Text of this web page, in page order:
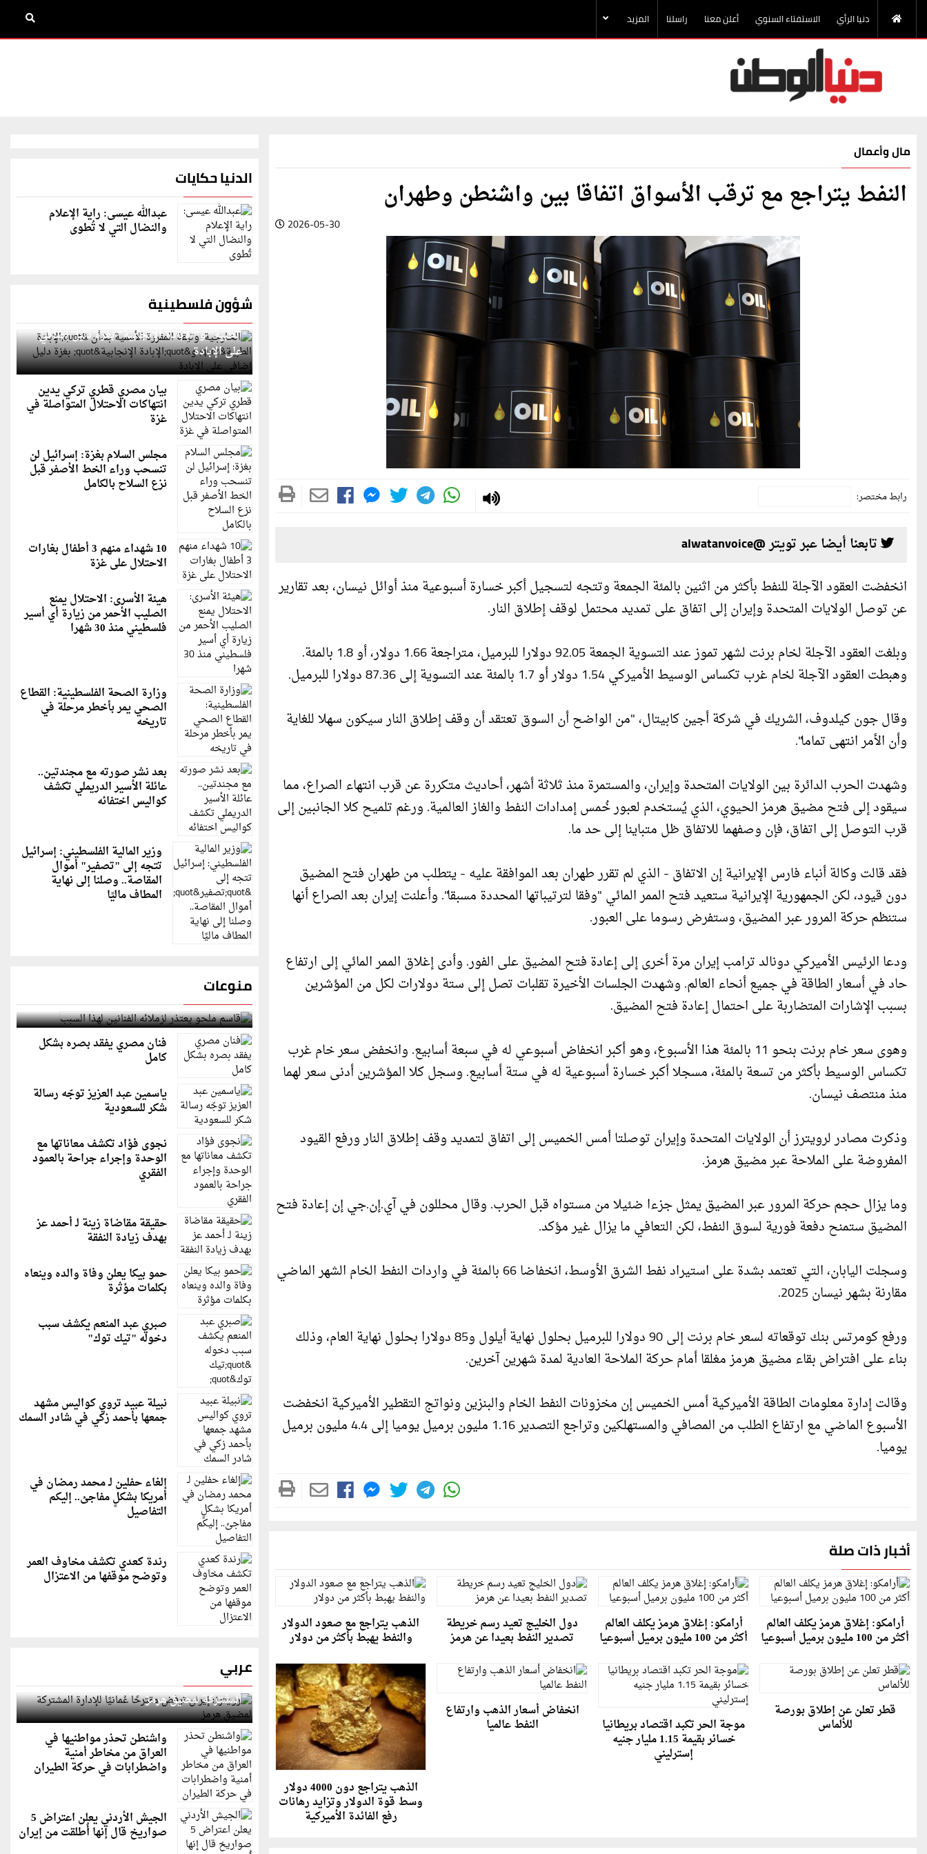
دنيا الرأي الاستفتاء السنوي أعلن معنا راسلنا المزيد
مال وأعمال
النفط يتراجع مع ترقب الأسواق اتفاقا بين واشنطن وطهران
2026-05-30
رابط مختصر:
تابعنا أيضا عبر تويتر @alwatanvoice
انخفضت العقود الآجلة للنفط بأكثر من اثنين بالمئة الجمعة وتتجه لتسجيل أكبر خسارة أسبوعية منذ أوائل نيسان، بعد تقارير
عن توصل الولايات المتحدة وإيران إلى اتفاق على تمديد محتمل لوقف إطلاق النار.
وبلغت العقود الآجلة لخام برنت لشهر تموز عند التسوية الجمعة 92.05 دولارا للبرميل، متراجعة 1.66 دولار، أو 1.8 بالمئة.
وهبطت العقود الآجلة لخام غرب تكساس الوسيط الأميركي 1.54 دولار أو 1.7 بالمئة عند التسوية إلى 87.36 دولارا للبرميل.
وقال جون كيلدوف، الشريك في شركة أجين كابيتال، "من الواضح أن السوق تعتقد أن وقف إطلاق النار سيكون سهلا للغاية
وأن الأمر انتهى تماما".
وشهدت الحرب الدائرة بين الولايات المتحدة وإيران، والمستمرة منذ ثلاثة أشهر، أحاديث متكررة عن قرب انتهاء الصراع، مما
سيقود إلى فتح مضيق هرمز الحيوي، الذي يُستخدم لعبور خُمس إمدادات النفط والغاز العالمية. ورغم تلميح كلا الجانبين إلى
قرب التوصل إلى اتفاق، فإن وصفهما للاتفاق ظل متباينا إلى حد ما.
فقد قالت وكالة أنباء فارس الإيرانية إن الاتفاق - الذي لم تقرر طهران بعد الموافقة عليه - يتطلب من طهران فتح المضيق
دون قيود، لكن الجمهورية الإيرانية ستعيد فتح الممر المائي "وفقا لترتيباتها المحددة مسبقا". وأعلنت إيران بعد الصراع أنها
ستنظم حركة المرور عبر المضيق، وستفرض رسوما على العبور.
ودعا الرئيس الأميركي دونالد ترامب إيران مرة أخرى إلى إعادة فتح المضيق على الفور. وأدى إغلاق الممر المائي إلى ارتفاع
حاد في أسعار الطاقة في جميع أنحاء العالم. وشهدت الجلسات الأخيرة تقلبات تصل إلى ستة دولارات لكل من المؤشرين
بسبب الإشارات المتضاربة على احتمال إعادة فتح المضيق.
وهوى سعر خام برنت بنحو 11 بالمئة هذا الأسبوع، وهو أكبر انخفاض أسبوعي له في سبعة أسابيع. وانخفض سعر خام غرب
تكساس الوسيط بأكثر من تسعة بالمئة، مسجلا أكبر خسارة أسبوعية له في ستة أسابيع. وسجل كلا المؤشرين أدنى سعر لهما
منذ منتصف نيسان.
وذكرت مصادر لرويترز أن الولايات المتحدة وإيران توصلتا أمس الخميس إلى اتفاق لتمديد وقف إطلاق النار ورفع القيود
المفروضة على الملاحة عبر مضيق هرمز.
وما يزال حجم حركة المرور عبر المضيق يمثل جزءا ضئيلا من مستواه قبل الحرب. وقال محللون في آي.إن.جي إن إعادة فتح
المضيق ستمنح دفعة فورية لسوق النفط، لكن التعافي ما يزال غير مؤكد.
وسجلت اليابان، التي تعتمد بشدة على استيراد نفط الشرق الأوسط، انخفاضا 66 بالمئة في واردات النفط الخام الشهر الماضي
مقارنة بشهر نيسان 2025.
ورفع كومرتس بنك توقعاته لسعر خام برنت إلى 90 دولارا للبرميل بحلول نهاية أيلول و85 دولارا بحلول نهاية العام، وذلك
بناء على افتراض بقاء مضيق هرمز مغلقا أمام حركة الملاحة العادية لمدة شهرين آخرين.
وقالت إدارة معلومات الطاقة الأميركية أمس الخميس إن مخزونات النفط الخام والبنزين ونواتج التقطير الأميركية انخفضت
الأسبوع الماضي مع ارتفاع الطلب من المصافي والمستهلكين وتراجع التصدير 1.16 مليون برميل يوميا إلى 4.4 مليون برميل
يوميا.
أخبار ذات صلة
أرامكو: إغلاق هرمز يكلف العالم
أكثر من 100 مليون برميل أسبوعيا
أرامكو: إغلاق هرمز يكلف العالم
أكثر من 100 مليون برميل أسبوعيا
دول الخليج تعيد رسم خريطة
تصدير النفط بعيدا عن هرمز
الذهب يتراجع مع صعود الدولار
والنفط يهبط بأكثر من دولار
قطر تعلن عن إطلاق بورصة
للألماس موجة الحر تكبد اقتصاد بريطانيا
خسائر بقيمة 1.15 مليار جنيه
إسترليني
انخفاض أسعار الذهب وارتفاع
النفط عالميا
الذهب يتراجع دون 4000 دولار
وسط قوة الدولار وتزايد رهانات
رفع الفائدة الأميركية
الدنيا حكايات
عبدالله عيسى: راية الإعلام
والنضال التي لا تُطوى
شؤون فلسطينية
الخارجية: وثيقة المقررة الأممية بشأن "الإبادة
الطبية" و"الإبادة الإنجابية" بغزة دليل إضافي
على الإبادة
بيان مصري قطري تركي يدين
انتهاكات الاحتلال المتواصلة في
غزة
مجلس السلام بغزة: إسرائيل لن
تنسحب وراء الخط الأصفر قبل
نزع السلاح بالكامل
10 شهداء منهم 3 أطفال بغارات
الاحتلال على غزة
هيئة الأسرى: الاحتلال يمنع
الصليب الأحمر من زيارة أي أسير
فلسطيني منذ 30 شهرا
وزارة الصحة الفلسطينية: القطاع
الصحي يمر بأخطر مرحلة في
تاريخه
بعد نشر صورته مع مجندتين..
عائلة الأسير الدريملي تكشف
كواليس اختفائه
وزير المالية الفلسطيني: إسرائيل
تتجه إلى "تصفير" أموال
المقاصة.. وصلنا إلى نهاية
المطاف ماليًا
منوعات
قاسم ملحو يعتذر لزملائه الفنانين لهذا السبب
فنان مصري يفقد بصره بشكل
كامل
ياسمين عبد العزيز توجّه رسالة
شكر للسعودية
نجوى فؤاد تكشف معاناتها مع
الوحدة وإجراء جراحة بالعمود
الفقري
حقيقة مقاضاة زينة لـ أحمد عز
بهدف زيادة النفقة
حمو بيكا يعلن وفاة والده وينعاه
بكلمات مؤثرة
صبري عبد المنعم يكشف سبب
دخوله "تيك توك"
نبيلة عبيد تروي كواليس مشهد
جمعها بأحمد زكي في شادر السمك
إلغاء حفلين لـ محمد رمضان في
أمريكا بشكلٍ مفاجئ.. إليكم
التفاصيل
رندة كعدي تكشف مخاوف العمر
وتوضح موقفها من الاعتزال
عربي
رويترز: إيران ترفض مقترحًا عُمانيًا للإدارة
المشتركة لمضيق هرمز
واشنطن تحذر مواطنيها في
العراق من مخاطر أمنية
واضطرابات في حركة الطيران
الجيش الأردني يعلن اعتراض 5
صواريخ قال إنها أُطلقت من إيران